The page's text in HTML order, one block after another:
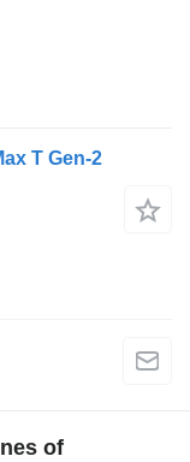
T Gen-2
of